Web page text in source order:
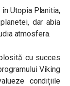
Utopia Planitia,
dar abia
atmosfera.
cu succes
Viking
condițiile